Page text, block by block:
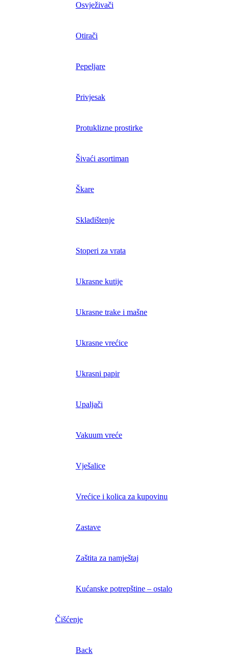
Osvježivači
Otirači
Pepeljare
Privjesak
Protuklizne prostirke
Šivaći asortiman
Škare
Skladištenje
Stoperi za vrata
Ukrasne kutije
Ukrasne trake i mašne
Ukrasne vrećice
Ukrasni papir
Upaljači
Vakuum vreće
Vješalice
Vrećice i kolica za kupovinu
Zastave
Zaštita za namještaj
Kućanske potrepštine – ostalo
Čišćenje
Back